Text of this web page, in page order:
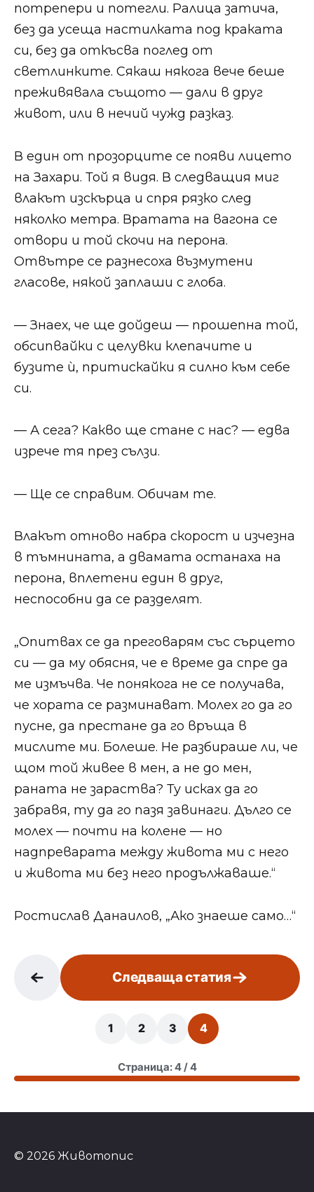
потрепери и потегли. Ралица затича,
без да усеща настилката под краката
си, без да откъсва поглед от
светлинките. Сякаш някога вече беше
преживявала същото — дали в друг
живот, или в нечий чужд разказ.
В един от прозорците се появи лицето
на Захари. Той я видя. В следващия миг
влакът изскърца и спря рязко след
няколко метра. Вратата на вагона се
отвори и той скочи на перона.
Отвътре се разнесоха възмутени
гласове, някой заплаши с глоба.
— Знаех, че ще дойдеш — прошепна той,
обсипвайки с целувки клепачите и
бузите ѝ, притискайки я силно към себе
си.
— А сега? Какво ще стане с нас? — едва
изрече тя през сълзи.
— Ще се справим. Обичам те.
Влакът отново набра скорост и изчезна
в тъмнината, а двамата останаха на
перона, вплетени един в друг,
неспособни да се разделят.
„Опитвах се да преговарям със сърцето
си — да му обясня, че е време да спре да
ме измъчва. Че понякога не се получава,
че хората се разминават. Молех го да го
пусне, да престане да го връща в
мислите ми. Болеше. Не разбираше ли, че
щом той живее в мен, а не до мен,
раната не зараства? Ту исках да го
забравя, ту да го пазя завинаги. Дълго се
молех — почти на колене — но
надпреварата между живота ми с него
и живота ми без него продължаваше.“
Ростислав Данаилов, „Ако знаеше само…“
Следваща статия
1 2 3 4
Страница: 4 / 4
© 2026 Животопис